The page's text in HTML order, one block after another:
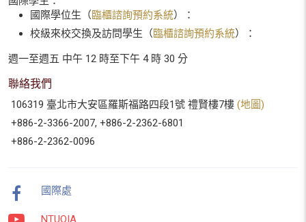
國際學位生（臨櫃諮詢預約系統）：
校級來校交換及訪問學生（臨櫃諮詢預約系統）：
週一至週五 中午 12 時至下午 4 時 30 分
聯絡我們
106319 臺北市大安區羅斯福路四段1號 禮賢樓7樓 (地圖)
+886-2-3366-2007, +886-2-2362-6801
+886-2-2362-0096
國際處
NTUOIA